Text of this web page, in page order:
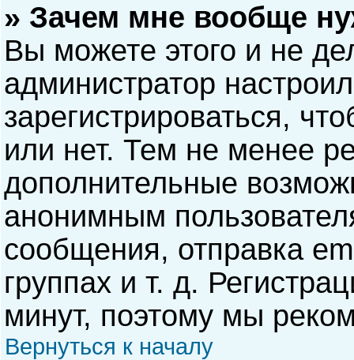
» Зачем мне вообще
Вы можете этого и не
администратор
зарегистрироваться,
или нет. Тем не менее
дополнительные
анонимным
сообщения, отправка
группах и т. д.
минут, поэтому мы
Вернуться к началу